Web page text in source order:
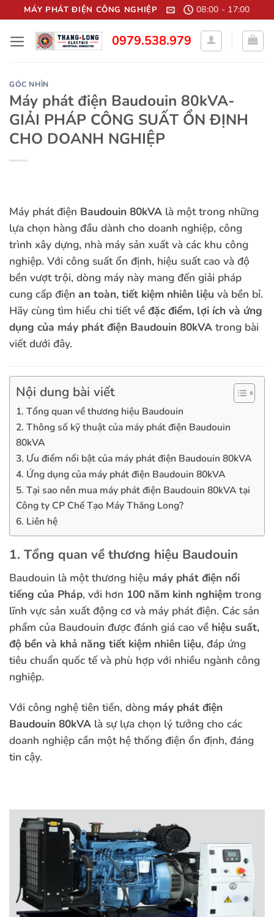
qua
nội
MÁY PHÁT ĐIỆN CÔNG NGHIỆP 08:00 - 17:00
0979.538.979
GÓC NHÌN
Máy phát điện Baudouin 80kVA-
GIẢI PHÁP CÔNG SUẤT ỔN ĐỊNH
CHO DOANH NGHIỆP
Máy phát điện Baudouin 80kVA là một trong những
lựa chọn hàng đầu dành cho doanh nghiệp, công
trình xây dựng, nhà máy sản xuất và các khu công
nghiệp. Với công suất ổn định, hiệu suất cao và độ
bền vượt trội, dòng máy này mang đến giải pháp
cung cấp điện an toàn, tiết kiệm nhiên liệu và bền bỉ.
Hãy cùng tìm hiểu chi tiết về đặc điểm, lợi ích và ứng
dụng của máy phát điện Baudouin 80kVA trong bài
viết dưới đây.
Nội dung bài viết
1. Tổng quan về thương hiệu Baudouin
2. Thông số kỹ thuật của máy phát điện Baudouin
80kVA
3. Ưu điểm nổi bật của máy phát điện Baudouin 80kVA
4. Ứng dụng của máy phát điện Baudouin 80kVA
5. Tại sao nên mua máy phát điện Baudouin 80kVA tại
Công ty CP Chế Tạo Máy Thăng Long?
6. Liên hệ
1. Tổng quan về thương hiệu Baudouin
Baudouin là một thương hiệu máy phát điện nổi
tiếng của Pháp, với hơn 100 năm kinh nghiệm trong
lĩnh vực sản xuất động cơ và máy phát điện. Các sản
phẩm của Baudouin được đánh giá cao về hiệu suất,
độ bền và khả năng tiết kiệm nhiên liệu, đáp ứng
tiêu chuẩn quốc tế và phù hợp với nhiều ngành công
nghiệp.
Với công nghệ tiên tiến, dòng máy phát điện
Baudouin 80kVA là sự lựa chọn lý tưởng cho các
doanh nghiệp cần một hệ thống điện ổn định, đáng
tin cậy.